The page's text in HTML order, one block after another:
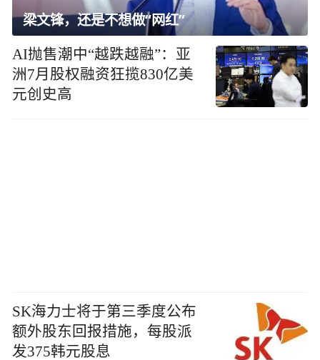
梁文锋，还是不想做“网红”
AI抛售潮中“越跌越融”：亚
洲7月股权融资狂揽830亿美
元创史高
SK海力士将于第三季度公布
额外股东回报措施，每股派
发375韩元股息